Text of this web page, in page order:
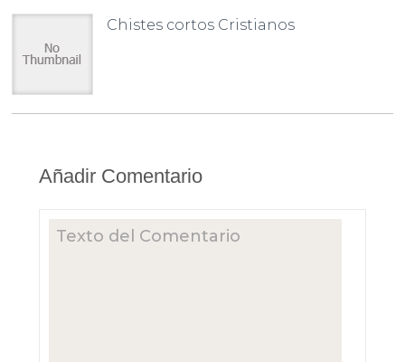
Chistes cortos Cristianos
Añadir Comentario